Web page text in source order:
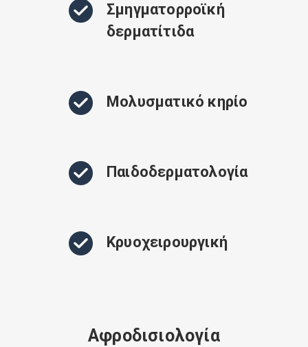
Σμηγματορροϊκή
δερματίτιδα
Μολυσματικό κηρίο
Παιδοδερματολογία
Κρυοχειρουργική
Αφροδισιολογία